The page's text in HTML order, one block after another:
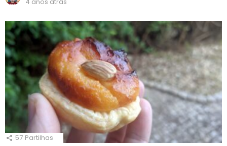
57 Partilhas